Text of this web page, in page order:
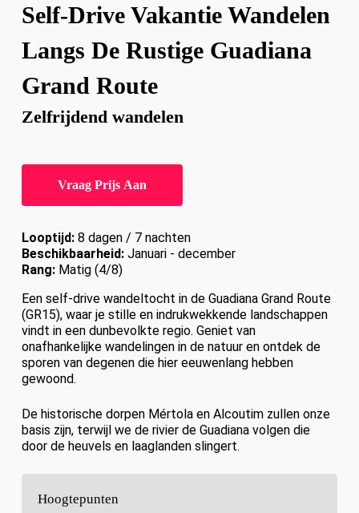
Self-Drive Vakantie Wandelen
Langs De Rustige Guadiana
Grand Route
Zelfrijdend wandelen
Vraag Prijs Aan
Looptijd:8 dagen / 7 nachten
Beschikbaarheid:Januari - december
Rang:Matig (4/8)
Een self-drive wandeltocht in de Guadiana Grand Route
(GR15), waar je stille en indrukwekkende landschappen
vindt in een dunbevolkte regio. Geniet van
onafhankelijke wandelingen in de natuur en ontdek de
sporen van degenen die hier eeuwenlang hebben
gewoond.
De historische dorpen Mértola en Alcoutim zullen onze
basis zijn, terwijl we de rivier de Guadiana volgen die
door de heuvels en laaglanden slingert.
Hoogtepunten